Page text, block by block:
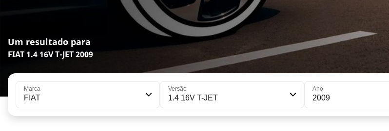
Um resultado para
FIAT 1.4 16V T-JET 2009
Marca
FIAT
Versão
1.4 16V T-JET
Ano
2009